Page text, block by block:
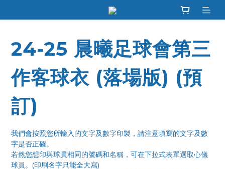
24-25 晨曦足球會第三
作客球衣 (落場版) (預
訂)
我們會按照您所輸入的文字及數字印製，請注意填寫的文字及數
字是否正確。
若然您想印與球員相同的號碼和名稱，可在下拉式表單選取心儀
球員。(印刷名字只能全大寫)